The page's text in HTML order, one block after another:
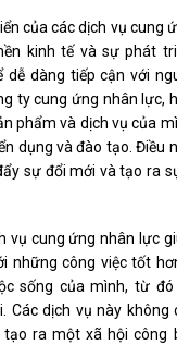
của các dịch vụ cung
kinh tế và sự phát
dễ dàng tiếp cận với
ty cung ứng nhân lực,
phẩm và dịch vụ của
dụng và đào tạo. Điều
sự đổi mới và tạo ra
vụ cung ứng nhân lực
những công việc tốt
sống của mình, từ
Các dịch vụ này không
ra một xã hội công